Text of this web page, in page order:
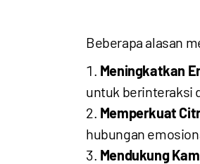
Beberapa alasan
Meningkatkan
untuk berinteraksi
Memperkuat
hubungan
Mendukung